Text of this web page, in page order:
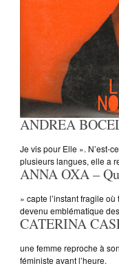
ANDREA
Je vis pour Elle ». N’est-
plusieurs langues, elle a
ANNA OXA –
» capte l’instant fragile
devenu emblématique
CATERINA
une femme reproche à
féministe avant l’heure.